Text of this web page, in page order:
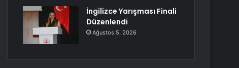
İngilizce Yarışması Finali
Düzenlendi
Ağustos 5, 2026